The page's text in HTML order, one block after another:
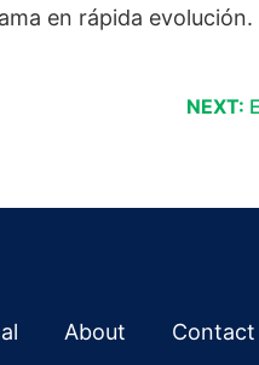
en rápida evolución.
NEXT:
About Contact